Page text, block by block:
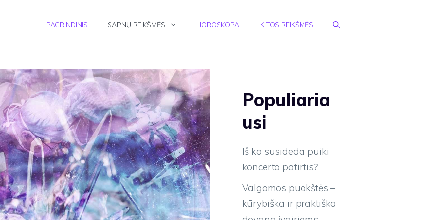
PAGRINDINIS SAPNŲ REIKŠMĖS HOROSKOPAI KITOS REIKŠMĖS
Populiaria
usi
Iš ko susideda puiki
koncerto patirtis?
Valgomos puokštės –
kūrybiška ir praktiška